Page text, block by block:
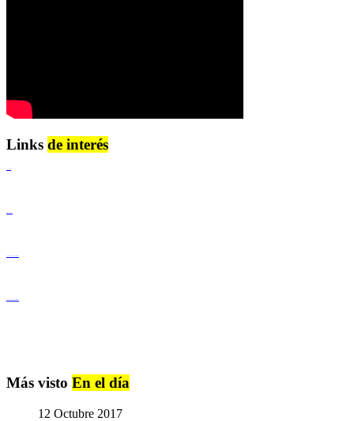
Links de interés
Más visto En el día
12 Octubre 2017